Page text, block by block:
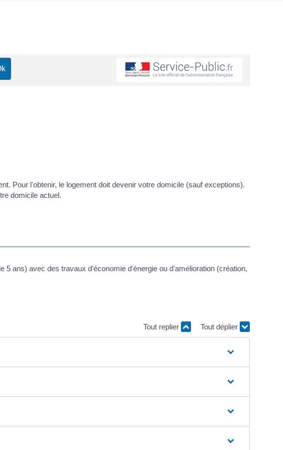
Pour l'obtenir, le logement doit devenir votre domicile (sauf exceptions).
domicile actuel.
ans) avec des travaux d'économie d'énergie ou d'amélioration (création,
Tout replier
Tout déplier